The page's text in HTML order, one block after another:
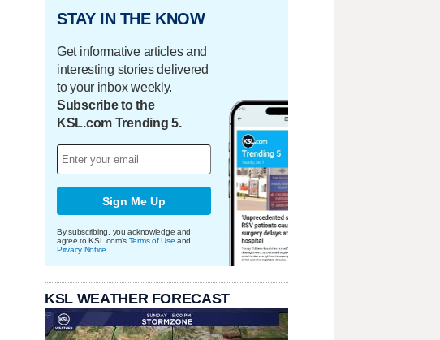
STAY IN THE KNOW
Get informative articles and
interesting stories delivered
to your inbox weekly.
Subscribe to the
KSL.com Trending 5.
Sign Me Up
By subscribing, you acknowledge and
agree to KSL.com's Terms of Use and
Privacy Notice
KSL WEATHER FORECAST